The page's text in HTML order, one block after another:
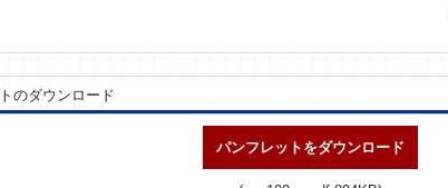
のダウンロード
パンフレットをダウンロード